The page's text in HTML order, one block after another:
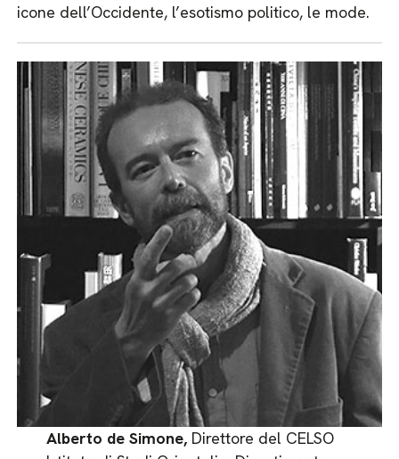
icone dell’Occidente, l’esotismo politico, le mode.
Alberto de Simone, Direttore del CELSO